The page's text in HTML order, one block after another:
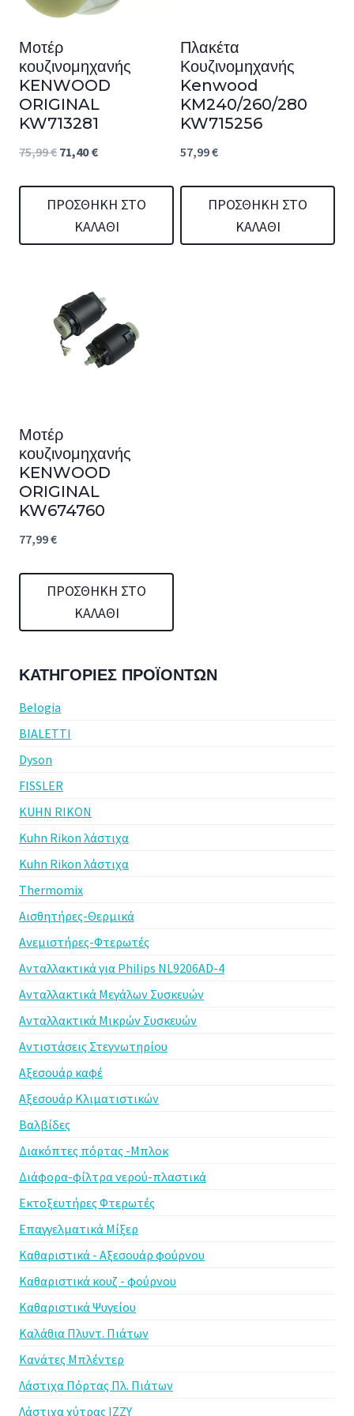
Μοτέρ
κουζινομηχανής
KENWOOD
ORIGINAL
KW713281
75,99€ Original
was:
75,99 €.
71,40€Η
τιμή
είναι:
ΠΡΟΣΘΉΚΗ ΣΤΟ
ΚΑΛΆΘΙ
Πλακέτα
Κουζινομηχανής
Kenwood
KM240/260/280
KW715256
57,99€
ΠΡΟΣΘΉΚΗ ΣΤΟ
ΚΑΛΆΘΙ
Μοτέρ
κουζινομηχανής
KENWOOD
ORIGINAL
KW674760
77,99€
ΠΡΟΣΘΉΚΗ ΣΤΟ
ΚΑΛΆΘΙ
ΚΑΤΗΓΟΡΊΕΣ ΠΡΟΪΌΝΤΩΝ
Belogia
BIALETTI
Dyson
FISSLER
KUHN RIKON
Kuhn Rikon λάστιχα
Kuhn Rikon λάστιχα
Thermomix
Αισθητήρες-Θερμικά
Ανεμιστήρες-Φτερωτές
Ανταλλακτικά για Philips NL9206AD-4
Ανταλλακτικά Μεγάλων Συσκευών
Ανταλλακτικά Μικρών Συσκευών
Αντιστάσεις Στεγνωτηρίου
Αξεσουάρ καφέ
Αξεσουάρ Κλιματιστικών
Βαλβίδες
Διακόπτες πόρτας -Μπλοκ
Διάφορα-φίλτρα νερού-πλαστικά
Εκτοξευτήρες Φτερωτές
Επαγγελματικά Μίξερ
Καθαριστικά - Αξεσουάρ φούρνου
Καθαριστικά κουζ - φούρνου
Καθαριστικά Ψυγείου
Καλάθια Πλυντ. Πιάτων
Κανάτες Μπλέντερ
Λάστιχα Πόρτας Πλ. Πιάτων
Λάστιχα χύτρας IZZY